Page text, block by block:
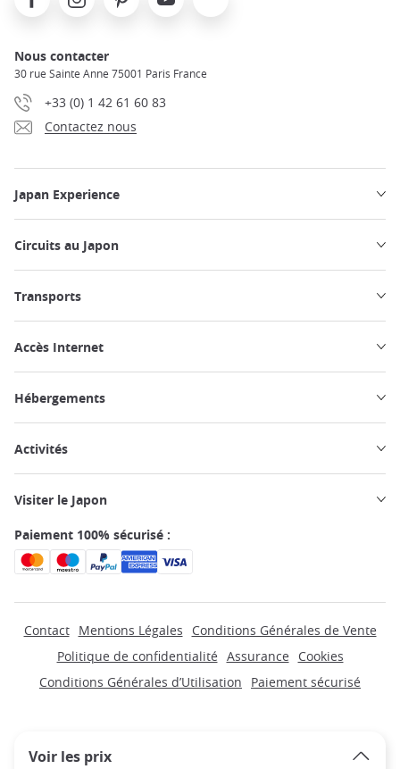
Voir les prix
Nous contacter
30 rue Sainte Anne 75001 Paris France
+33 (0) 1 42 61 60 83
Contactez nous
Japan Experience
Circuits au Japon
Transports
Accès Internet
Hébergements
Activités
Visiter le Japon
Paiement 100% sécurisé :
Contact Mentions Légales
Conditions Générales de Vente
Politique de confidentialité Assurance
Cookies
Conditions Générales d’Utilisation
Paiement sécurisé